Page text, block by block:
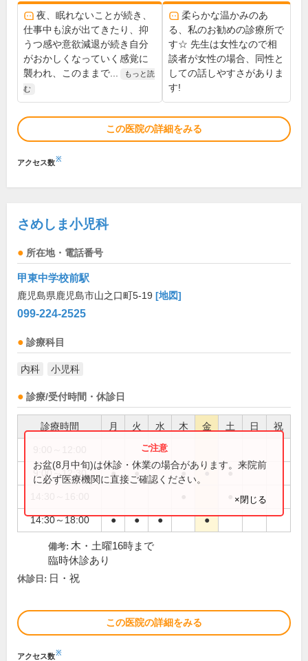
夜、眠れないことが続き、
仕事中も涙が出てきたり、抑
うつ感や意欲減退が続き自分
がおかしくなっていく感覚に
襲われ、このままで...
もっと読
む
柔らかな温かみのあ
る、私のお勧めの診療所で
す☆ 先生は女性なので相
談者が女性の場合、同性と
しての話しやすさがありま
す!
この医院の詳細をみる
アクセス数※
さめしま小児科
所在地・電話番号
甲東中学校前駅
鹿児島県鹿児島市山之口町5-19 [地図]
099-224-2525
診療科目
内科 小児科
診療/受付時間・休診日
診療時間 月 火 水 木 金 土 日 祝
●
9:00～12:30 ● ● ● ● ●
14:30～18:00 ● ● ● ●
お盆(8月中旬)は休診・休業の場合があります。来院前
に必ず医療機関に直接ご確認ください。
×閉じる
備考: 木・土曜16時まで
臨時休診あり
休診日: 日・祝
この医院の詳細をみる
アクセス数※